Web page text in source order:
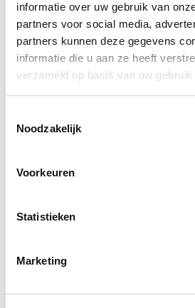
informatie over uw gebruik van
partners voor social media,
partners kunnen deze gegevens
informatie die u aan ze heeft
verzameld op basis van uw
Noodzakelijk
Voorkeuren
Statistieken
Marketing
Tiramisu van aardbeien